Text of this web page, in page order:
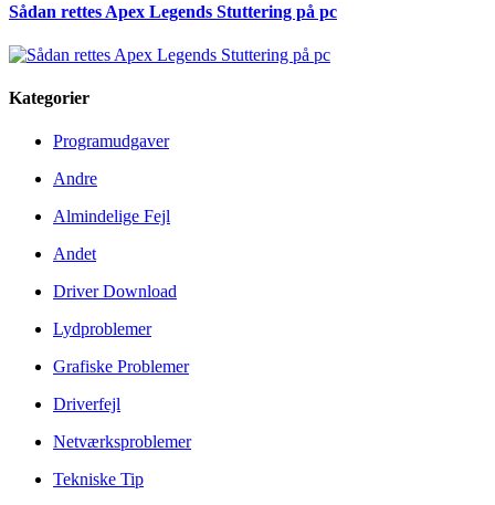
Sådan rettes Apex Legends Stuttering på pc
Kategorier
Programudgaver
Andre
Almindelige Fejl
Andet
Driver Download
Lydproblemer
Grafiske Problemer
Driverfejl
Netværksproblemer
Tekniske Tip